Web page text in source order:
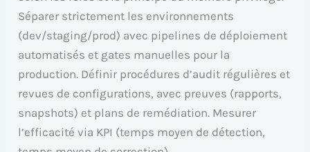
Séparer strictement les environnements
(dev/staging/prod) avec pipelines de déploiement
automatisés et gates manuelles pour la
production. Définir procédures d’audit régulières et
revues de configurations, avec preuves (rapports,
snapshots) et plans de remédiation. Mesurer
l’efficacité via KPI (temps moyen de détection,